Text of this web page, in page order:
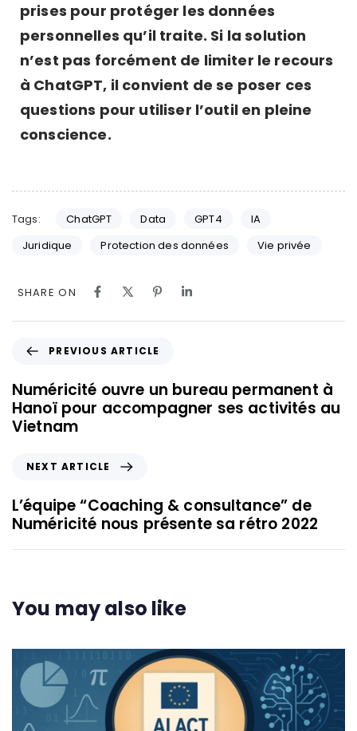
prises pour protéger les données
personnelles qu’il traite. Si la solution
n’est pas forcément de limiter le recours
à ChatGPT, il convient de se poser ces
questions pour utiliser l’outil en pleine
conscience.
Tags: ChatGPT Data GPT4
IA
Juridique
Protection des données Vie privée
SHARE ON
PREVIOUS ARTICLE
Numéricité ouvre un bureau permanent à
Hanoï pour accompagner ses activités au
Vietnam
NEXT ARTICLE
L’équipe “Coaching & consultance” de
Numéricité nous présente sa rétro 2022
You may also like